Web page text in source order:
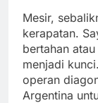
Mesir,
kerapatan.
bertahan
menjadi
operan
Argentina